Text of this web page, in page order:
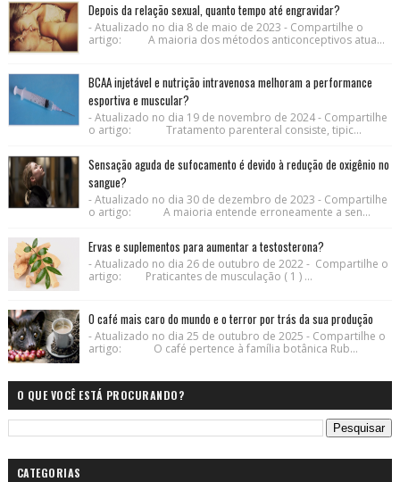
Depois da relação sexual, quanto tempo até engravidar?
- Atualizado no dia 8 de maio de 2023 - Compartilhe o
artigo: A maioria dos métodos anticonceptivos atua...
BCAA injetável e nutrição intravenosa melhoram a performance
esportiva e muscular?
- Atualizado no dia 19 de novembro de 2024 - Compartilhe
o artigo: Tratamento parenteral consiste, tipic...
Sensação aguda de sufocamento é devido à redução de oxigênio no
sangue?
- Atualizado no dia 30 de dezembro de 2023 - Compartilhe
o artigo: A maioria entende erroneamente a sen...
Ervas e suplementos para aumentar a testosterona?
- Atualizado no dia 26 de outubro de 2022 - Compartilhe o
artigo: Praticantes de musculação ( 1 ) ...
O café mais caro do mundo e o terror por trás da sua produção
- Atualizado no dia 25 de outubro de 2025 - Compartilhe o
artigo: O café pertence à família botânica Rub...
O QUE VOCÊ ESTÁ PROCURANDO?
CATEGORIAS